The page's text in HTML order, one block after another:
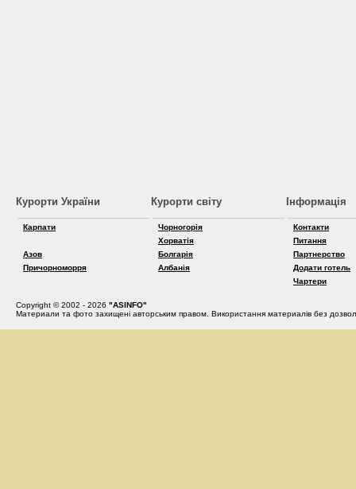
Курорти України
Карпати
Азов
Причорноморря
Курорти світу
Чорногорія
Хорватія
Болгарія
Албанія
Інформація
Контакти
Питання
Партнерство
Додати готель
Чартери
Copyright © 2002 - 2026 "ASINFO"
Материали та фото захищені авторським правом. Використання материалів без